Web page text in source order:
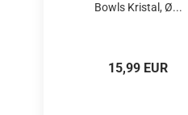
Bowls Kristal, Ø...
15,99 EUR